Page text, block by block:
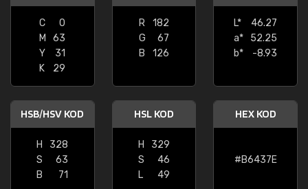
C
0
M
63
Y
31
K
29
R
182
G
67
B
126
L*
46.27
a*
52.25
b*
-8.93
HSB/HSV KOD
H
328
S
63
B
71
HSL KOD
H
329
S
46
L
49
HEX KOD
#B6437E